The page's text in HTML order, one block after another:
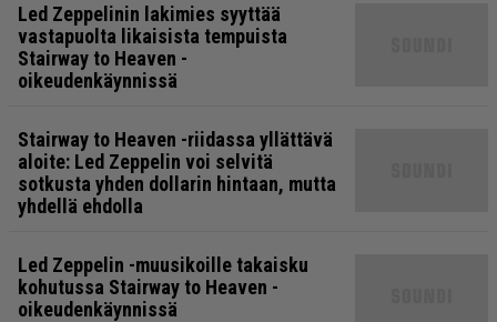
Led Zeppelinin lakimies syyttää
vastapuolta likaisista tempuista
Stairway to Heaven -
oikeudenkäynnissä
Stairway to Heaven -riidassa yllättävä
aloite: Led Zeppelin voi selvitä
sotkusta yhden dollarin hintaan, mutta
yhdellä ehdolla
Led Zeppelin -muusikoille takaisku
kohutussa Stairway to Heaven -
oikeudenkäynnissä